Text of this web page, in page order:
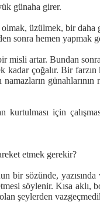
günaha girer.
üzülmek, bir
sonra hemen yapmak
misli artar. Bundan
çoğalır. Bir farzın
kurtulması için
etmek gerekir?
bir sözünde,
söylenir. Kısa aklı,
şeylerden